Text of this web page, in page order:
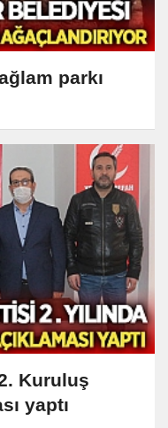
parkı
Kuruluş
yaptı